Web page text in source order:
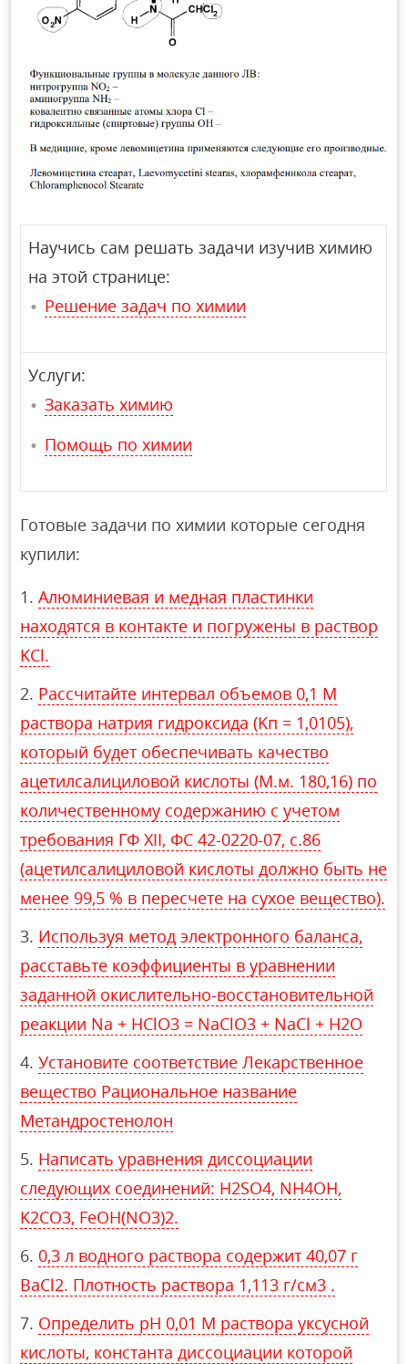
Научись сам решать задачи изучив химию
на этой странице:
Решение задач по химии
Услуги:
Заказать химию
Помощь по химии
Готовые задачи по химии которые сегодня
купили:
Алюминиевая и медная пластинки
находятся в контакте и погружены в раствор
KCl.
Рассчитайте интервал объемов 0,1 М
раствора натрия гидроксида (Kп = 1,0105),
который будет обеспечивать качество
ацетилсалициловой кислоты (М.м. 180,16) по
количественному содержанию с учетом
требования ГФ XII, ФС 42-0220-07, с.86
(ацетилсалициловой кислоты должно быть не
менее 99,5 % в пересчете на сухое вещество).
Используя метод электронного баланса,
расставьте коэффициенты в уравнении
заданной окислительно-восстановительной
реакции Na + HClO3 = NaClO3 + NaCl + H2O
Установите соответствие Лекарственное
вещество Рациональное название
Метандростенолон
Написать уравнения диссоциации
следующих соединений: H2SO4, NH4OH,
K2CO3, FeOH(NO3)2.
0,3 л водного раствора содержит 40,07 г
BaCl2. Плотность раствора 1,113 г/см3 .
Определить pH 0,01 М раствора уксусной
кислоты, константа диссоциации которой